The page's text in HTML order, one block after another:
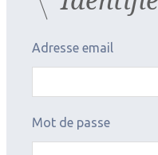
Adresse email
Mot de passe